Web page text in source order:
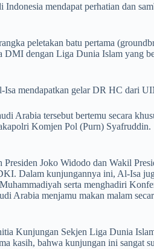
mendapat perhatian dan
peletakan batu pertama
DMI dengan Liga Dunia Islam yang
Isa mendapatkan gelar DR HC dari
Arabia tersebut bertemu secara
Komjen Pol (Purn) Syafruddin.
Presiden Joko Widodo dan Wakil
Dalam kunjungannya ini, Al-Isa
serta menghadiri
Arabia menjamu makan malam
Kunjungan Sekjen Liga Dunia
kasih, bahwa kunjungan ini sangat